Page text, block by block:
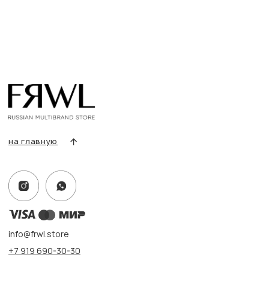
Публичная оферта
ПН-ВС с 10:00 до 22:00